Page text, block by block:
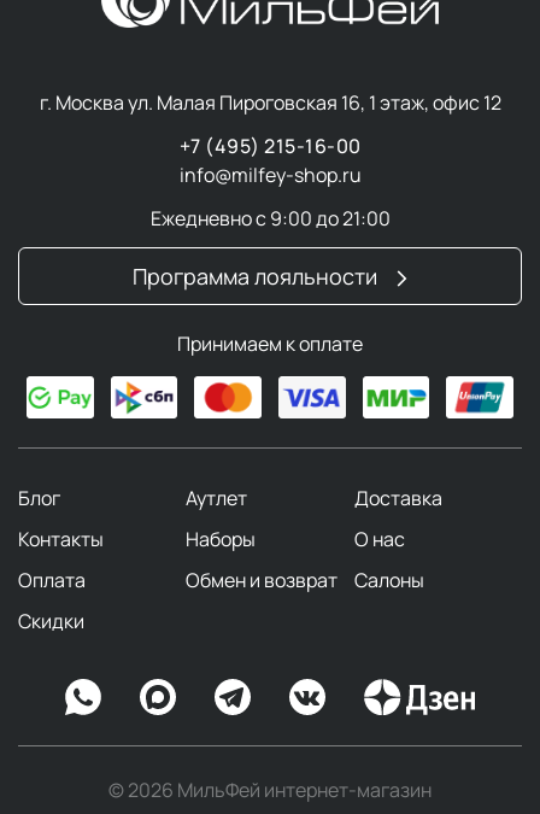
г. Москва ул. Малая Пироговская 16, 1 этаж, офис 12
+7 (495) 215-16-00
info@milfey-shop.ru
Ежедневно с 9:00 до 21:00
Программа лояльности
Принимаем к оплате
Блог Аутлет
Доставка
Контакты
Наборы
О нас
Оплата
Обмен и возврат
Салоны
Скидки
© 2026 МильФей интернет-магазин